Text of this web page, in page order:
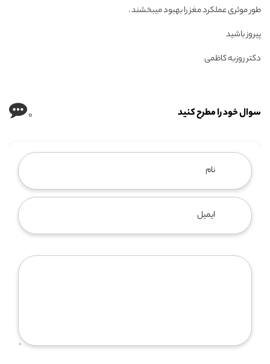
طور موثری عملکرد مغز را بهبود میبخشند .
پیروز باشید
دکتر روزبه کاظمی
سوال خود را مطرح کنید 0